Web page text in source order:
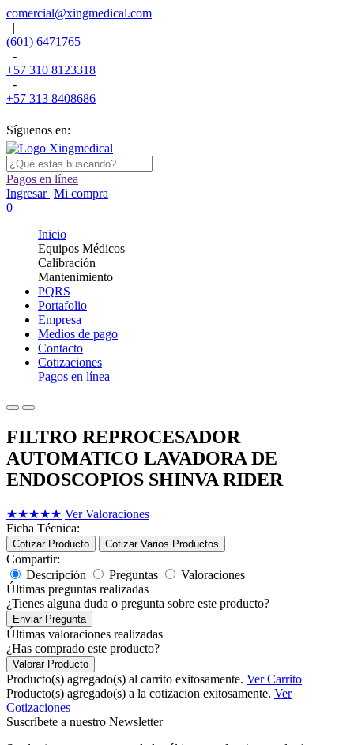
comercial@xingmedical.com
|
(601) 6471765
-
+57 310 8123318
-
+57 313 8408686
Síguenos en:
Pagos en línea
Ingresar Mi compra
0
Inicio
Equipos Médicos
Calibración
Mantenimiento
PQRS
Portafolio
Empresa
Medios de pago
Contacto
Cotizaciones
Pagos en línea
FILTRO REPROCESADOR
AUTOMATICO LAVADORA DE
ENDOSCOPIOS SHINVA RIDER
★★★★★ Ver Valoraciones
Ficha Técnica:
Cotizar Producto Cotizar Varios Productos
Compartir:
Descripción
Preguntas
Valoraciones
Últimas preguntas realizadas
¿Tienes alguna duda o pregunta sobre este producto?
Enviar Pregunta
Últimas valoraciones realizadas
¿Has comprado este producto?
Valorar Producto
Producto(s) agregado(s) al carrito exitosamente. Ver Carrito
Producto(s) agregado(s) a la cotizacion exitosamente. Ver
Cotizaciones
Suscríbete a nuestro Newsletter